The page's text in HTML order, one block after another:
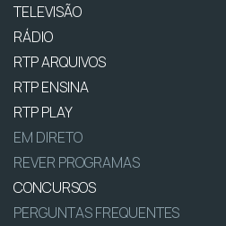
TELEVISÃO
RÁDIO
RTP ARQUIVOS
RTP ENSINA
RTP PLAY
EM DIRETO
REVER PROGRAMAS
CONCURSOS
PERGUNTAS FREQUENTES